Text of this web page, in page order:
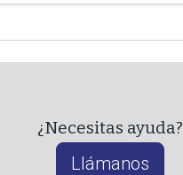
¿Necesitas ayuda?
Llámanos